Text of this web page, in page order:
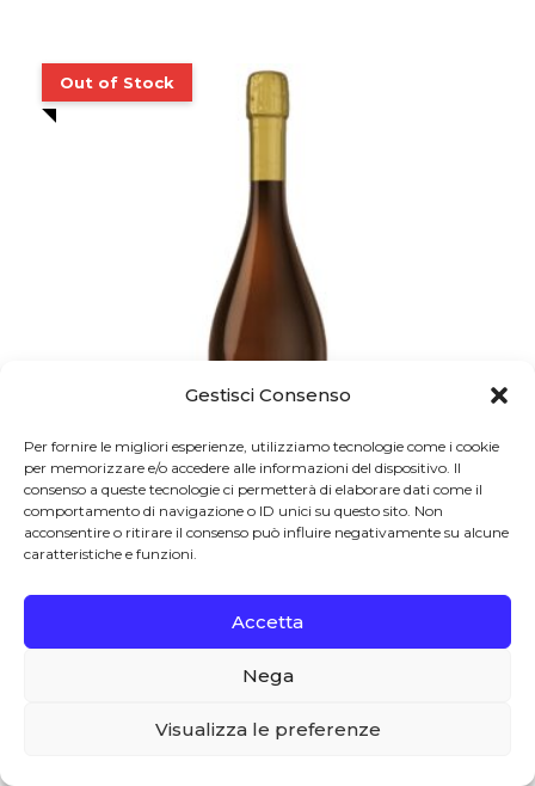
Gestisci Consenso
Per fornire le migliori esperienze, utilizziamo tecnologie come i cookie
per memorizzare e/o accedere alle informazioni del dispositivo. Il
consenso a queste tecnologie ci permetterà di elaborare dati come il
comportamento di navigazione o ID unici su questo sito. Non
acconsentire o ritirare il consenso può influire negativamente su alcune
caratteristiche e funzioni.
Accetta
Nega
Visualizza le preferenze
Lacroix - Triaulaire 2010
Champagne AOC Champraux 2010
Lacroix – Triaulaire
€112.90